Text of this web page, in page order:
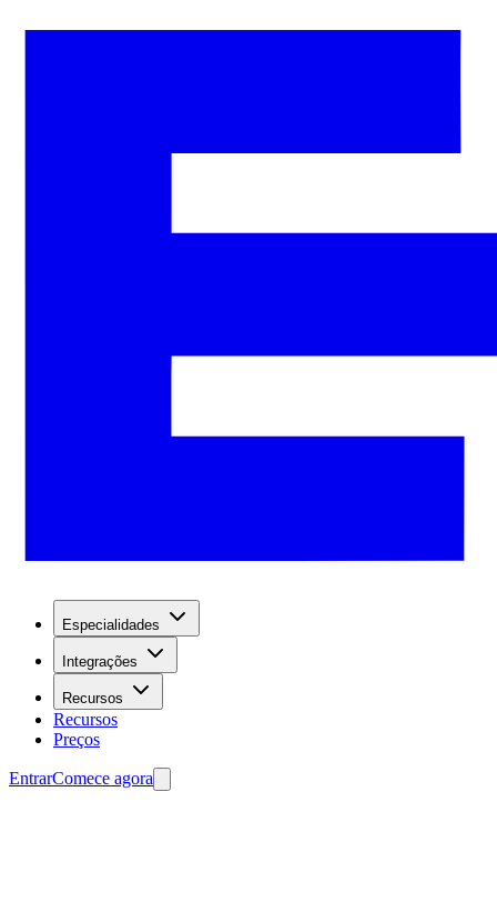
Especialidades
Integrações
Recursos
Recursos
Preços
EntrarComece agora